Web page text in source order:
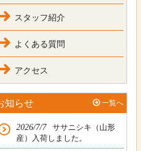
スタッフ紹介
よくある質問
アクセス
知らせ 一覧へ
2026/7/7
ササニシキ（山形
産）入荷しました。